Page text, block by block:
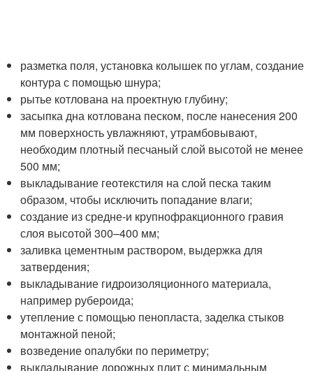
разметка поля, установка колышек по углам, создание
контура с помощью шнура;
рытье котлована на проектную глубину;
засыпка дна котлована песком, после нанесения 200
мм поверхность увлажняют, утрамбовывают,
необходим плотный песчаный слой высотой не менее
500 мм;
выкладывание геотекстиля на слой песка таким
образом, чтобы исключить попадание влаги;
создание из средне-и крупнофракционного гравия
слоя высотой 300–400 мм;
заливка цементным раствором, выдержка для
затвердения;
выкладывание гидроизоляционного материала,
например рубероида;
утепление с помощью пенопласта, заделка стыков
монтажной пеной;
возведение опалубки по периметру;
выкладывание дорожных плит с минимальным